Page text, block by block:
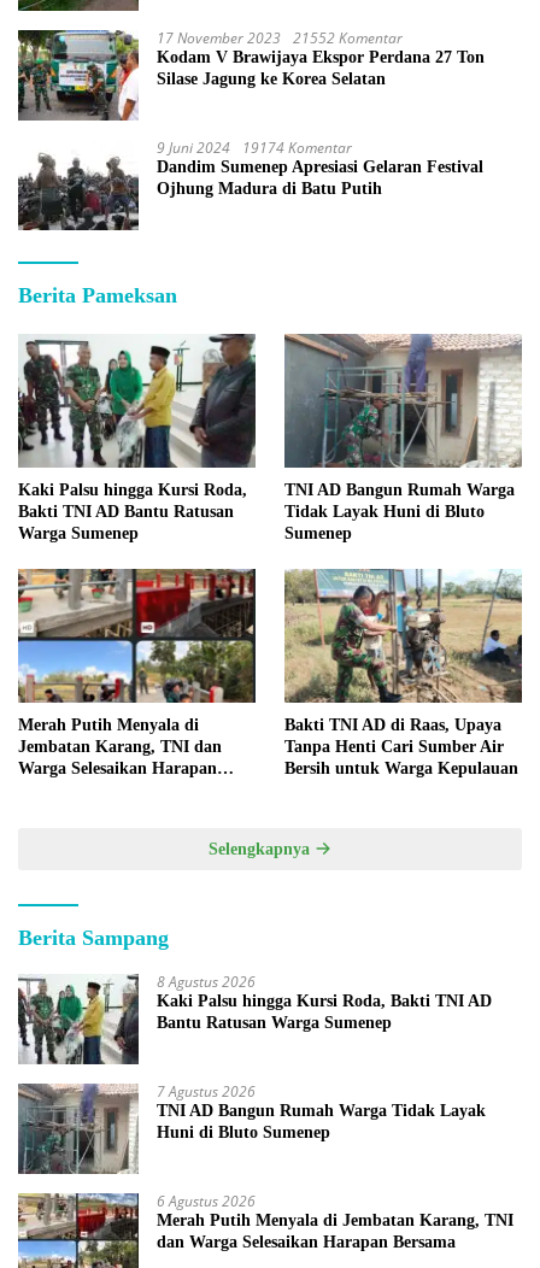
17 November 2023 21552 Komentar
Kodam V Brawijaya Ekspor Perdana 27 Ton
Silase Jagung ke Korea Selatan
9 Juni 2024 19174 Komentar
Dandim Sumenep Apresiasi Gelaran Festival
Ojhung Madura di Batu Putih
Berita Pameksan
Kaki Palsu hingga Kursi Roda,
Bakti TNI AD Bantu Ratusan
Warga Sumenep
TNI AD Bangun Rumah Warga
Tidak Layak Huni di Bluto
Sumenep
Merah Putih Menyala di
Jembatan Karang, TNI dan
Warga Selesaikan Harapan
Bakti TNI AD di Raas, Upaya
Tanpa Henti Cari Sumber Air
Bersih untuk Warga Kepulauan
Selengkapnya
Berita Sampang
8 Agustus 2026
Kaki Palsu hingga Kursi Roda, Bakti TNI AD
Bantu Ratusan Warga Sumenep
7 Agustus 2026
TNI AD Bangun Rumah Warga Tidak Layak
Huni di Bluto Sumenep
6 Agustus 2026
Merah Putih Menyala di Jembatan Karang, TNI
dan Warga Selesaikan Harapan Bersama